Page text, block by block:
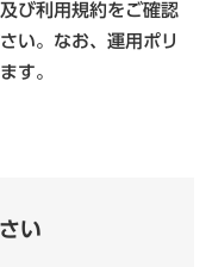
び利用規約をご確認
い。なお、運用ポリ
す。
い